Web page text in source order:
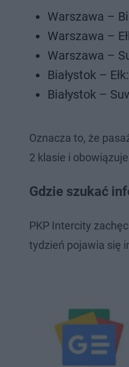
Warszawa –
Warszawa –
Warszawa –
Białystok –
Białystok –
Oznacza to, że
2 klasie i
Gdzie szukać
PKP Intercity
tydzień pojawia się